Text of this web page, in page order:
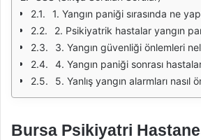
1. Yangın paniği sırasında ne
2. Psikiyatrik hastalar yangın paniği
3. Yangın güvenliği önlemleri
4. Yangın paniği sonrası hastaların
5. Yanlış yangın alarmları nasıl
Bursa Psikiyatri